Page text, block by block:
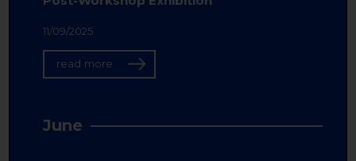
11/09/2025
read more
June